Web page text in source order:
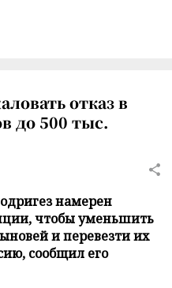
отказ в
до 500 тыс.
намерен
чтобы уменьшить
и перевезти их
сообщил его